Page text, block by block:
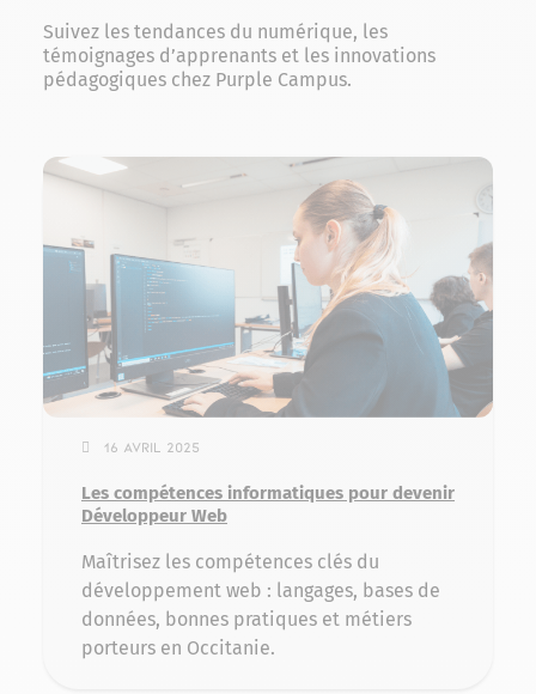
Suivez les tendances du numérique, les
témoignages d’apprenants et les innovations
pédagogiques chez Purple Campus.
16 avril 2025
Les compétences informatiques pour devenir
Développeur Web
Maîtrisez les compétences clés du
développement web : langages, bases de
données, bonnes pratiques et métiers
porteurs en Occitanie.